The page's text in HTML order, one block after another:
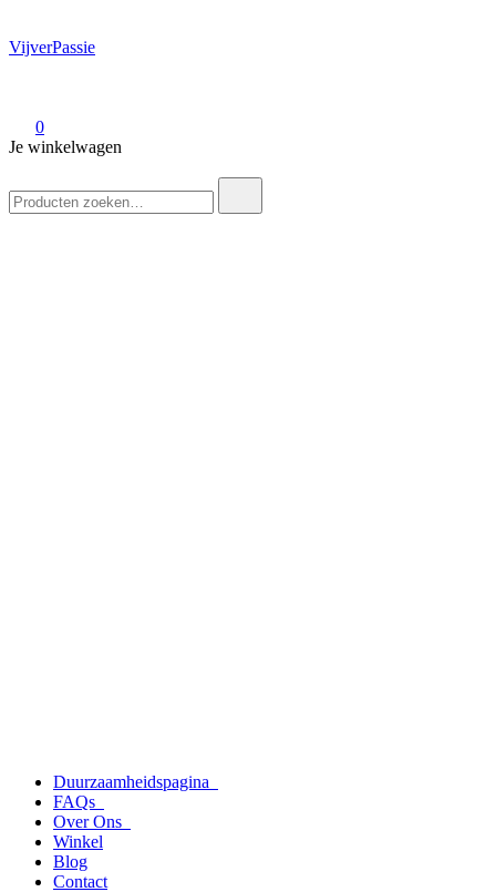
VijverPassie
0
Je winkelwagen
naar:
Duurzaamheidspagina
FAQs
Over Ons
Winkel
Blog
Contact